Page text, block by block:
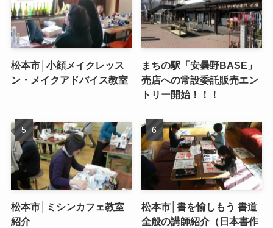
松本市│小顔メイクレッス
ン・メイクアドバイス教室
まちの駅「安曇野BASE」
売店への常設委託販売エン
トリー開始！！！
松本市│ミシンカフェ教室
紹介
松本市│書を愉しもう 書道
全般の講師紹介（日本書作